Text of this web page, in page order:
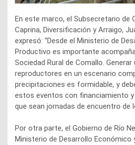
En este marco, el Subsecretario de
Caprina, Diversificación y Arraigo,
expresó: “Desde el Ministerio de
Productivo es importante
Sociedad Rural de Comallo.
reproductores en un escenario
precipitaciones es formidable, y
estos eventos con financiamiento
que sean jornadas de encuentro de
Por otra parte, el Gobierno de Río
Ministerio de Desarrollo Económico